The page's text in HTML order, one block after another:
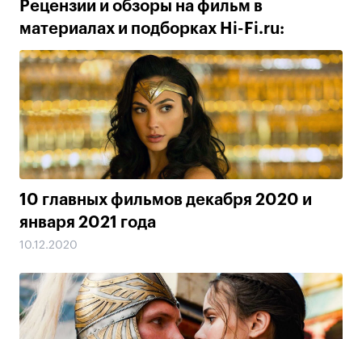
Рецензии и обзоры на фильм в
материалах и подборках Hi-Fi.ru:
10 главных фильмов декабря 2020 и
января 2021 года
10.12.2020